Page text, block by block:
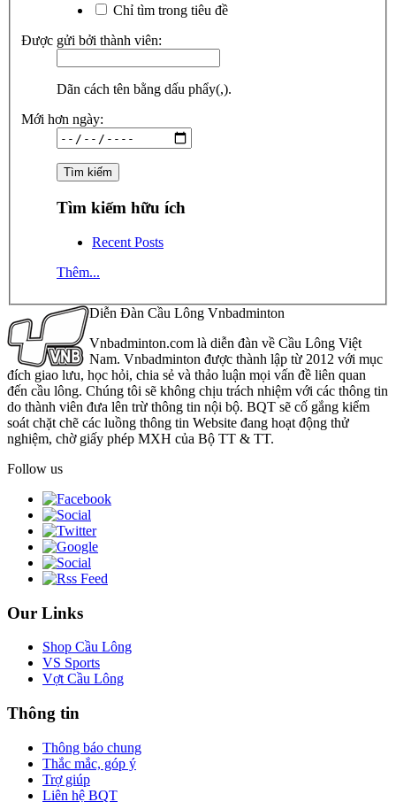
Chỉ tìm trong tiêu đề
Được gửi bởi thành viên:
Dãn cách tên bằng dấu phẩy(,).
Mới hơn ngày:
Tìm kiếm hữu ích
Recent Posts
Thêm...
Diễn Đàn Cầu Lông Vnbadminton
Vnbadminton.com là diễn đàn về Cầu Lông Việt
Nam. Vnbadminton được thành lập từ 2012 với mục
đích giao lưu, học hỏi, chia sẻ và thảo luận mọi vấn đề liên quan
đến cầu lông. Chúng tôi sẽ không chịu trách nhiệm với các thông tin
do thành viên đưa lên trừ thông tin nội bộ. BQT sẽ cố gắng kiểm
soát chặt chẽ các luồng thông tin Website đang hoạt động thử
nghiệm, chờ giấy phép MXH của Bộ TT & TT.
Follow us
Our Links
Shop Cầu Lông
VS Sports
Vợt Cầu Lông
Thông tin
Thông báo chung
Thắc mắc, góp ý
Trợ giúp
Liên hệ BQT